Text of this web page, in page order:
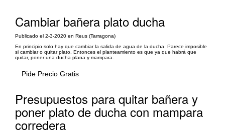
Cambiar bañera plato ducha
Publicado el 2-3-2020 en Reus (Tarragona)
En principio solo hay que cambiar la salida de agua de la ducha. Parece imposible
si cambiar o quitar plato. Entonces el planteamiento es que ya que habrá que
quitar, poner una ducha plana y mampara.
Pide Precio Gratis
Presupuestos para quitar bañera y
poner plato de ducha con mampara
corredera